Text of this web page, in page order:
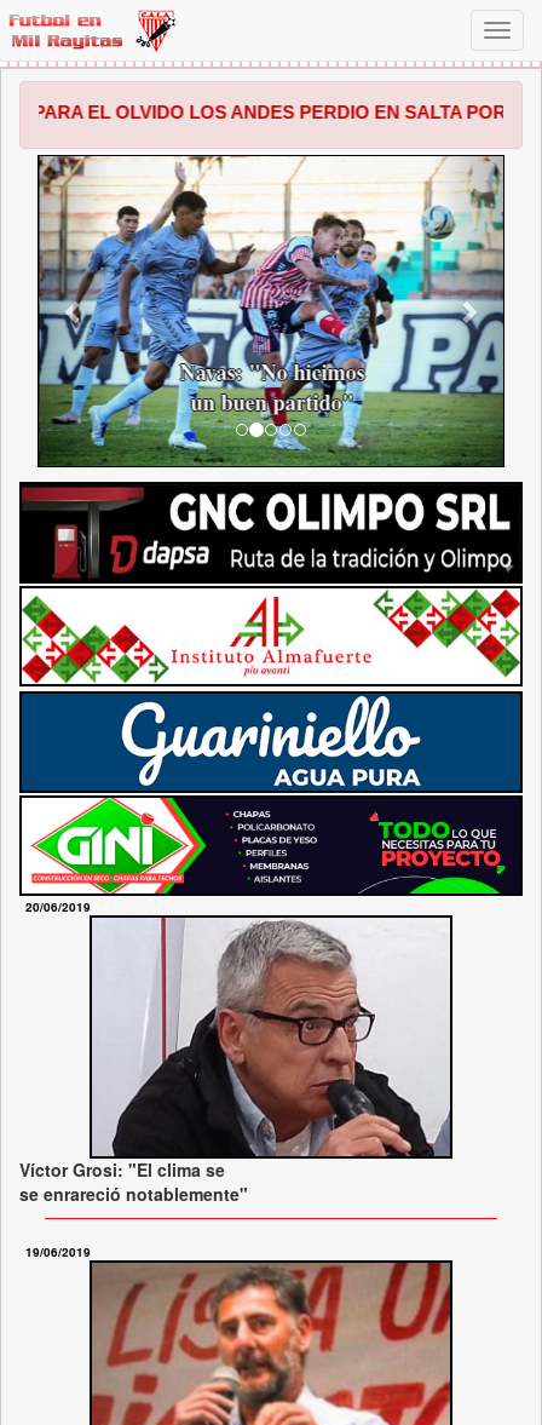
LOS ANDES PERDIO EN SALTA POR 1 A 0 FRENTE
Navas: "No hicimos
un buen partido"
ANTERIOR
20/06/2019
Víctor Grosi: "El clima se
se enrareció notablemente"
19/06/2019